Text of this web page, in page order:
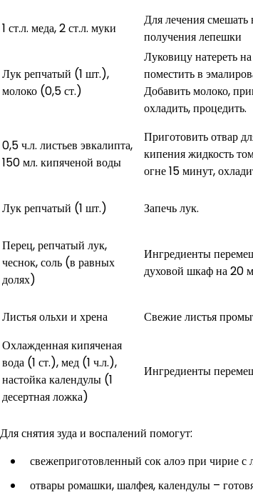
1 ст.л. меда, 2 ст.л. муки
Для лечения смешать
получения лепешки
Лук репчатый (1 шт.),
молоко (0,5 ст.)
Луковицу натереть
поместить в
Добавить молоко,
охладить, процедить.
0,5 ч.л. листьев эвкалипта,
150 мл. кипяченой воды
Приготовить отвар
кипения жидкость
огне 15 минут,
Лук репчатый (1 шт.)
Запечь лук.
Перец, репчатый лук,
чеснок, соль (в равных
долях)
Ингредиенты
духовой шкаф на 20
Листья ольхи и хрена Свежие листья
Охлажденная кипяченая
вода (1 ст.), мед (1 ч.л.),
настойка календулы (1
десертная ложка)
Ингредиенты
Для снятия зуда и воспалений помогут:
свежеприготовленный сок алоэ при чирие с
отвары ромашки, шалфея, календулы –